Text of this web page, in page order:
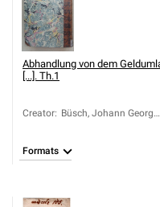
Abhandlung von dem
[...]. Th.1
Creator: Büsch, Johann Georg
Formats